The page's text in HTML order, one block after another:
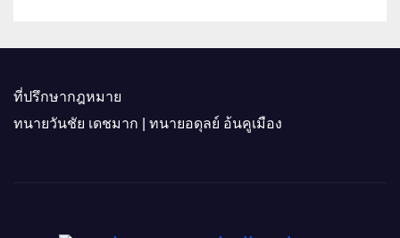
ที่ปรึกษากฎหมาย
ทนายวันชัย เดชมาก | ทนายอดุลย์ อ้นคูเมือง